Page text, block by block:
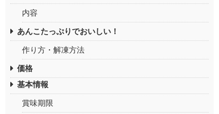
内容
あんこたっぷりでおいしい！
作り方・解凍方法
価格
基本情報
賞味期限